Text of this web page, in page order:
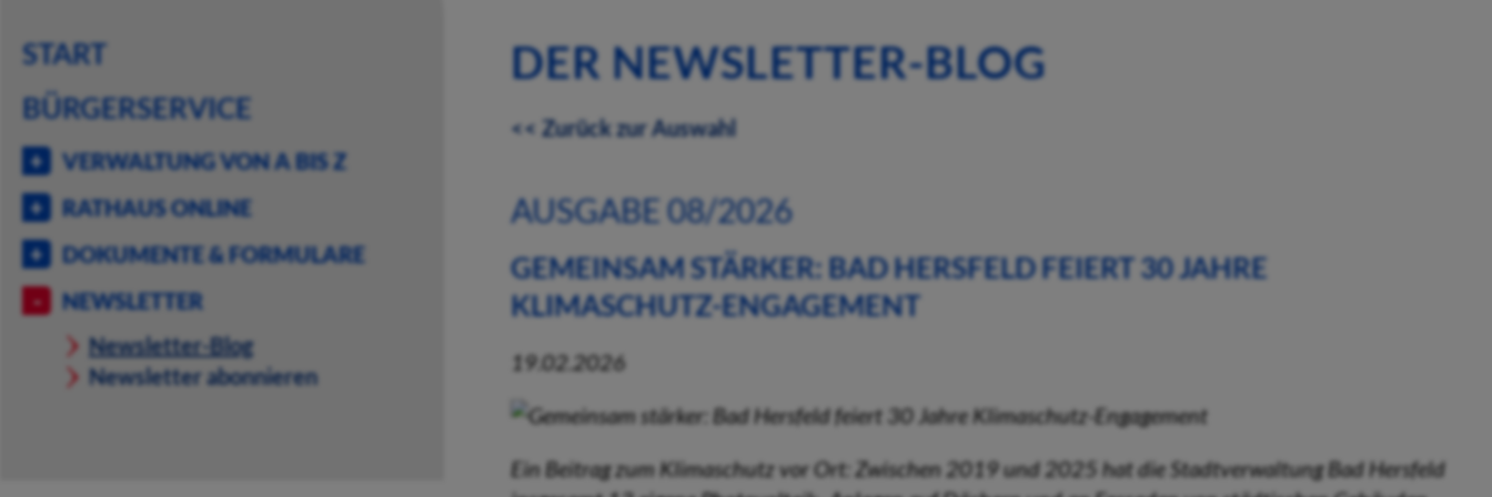
START
BÜRGERSERVICE
VERWALTUNG VON A BIS Z
RATHAUS ONLINE
DOKUMENTE & FORMULARE
NEWSLETTER
Newsletter-Blog
Newsletter abonnieren
DER NEWSLETTER-BLOG
<< Zurück zur Auswahl
AUSGABE 08/2026
GEMEINSAM STÄRKER: BAD HERSFELD FEIERT 30 JAHRE
KLIMASCHUTZ-ENGAGEMENT
19.02.2026
Ein Beitrag zum Klimaschutz vor Ort: Zwischen 2019 und 2025 hat die Stadtverwaltung Bad Hersfeld